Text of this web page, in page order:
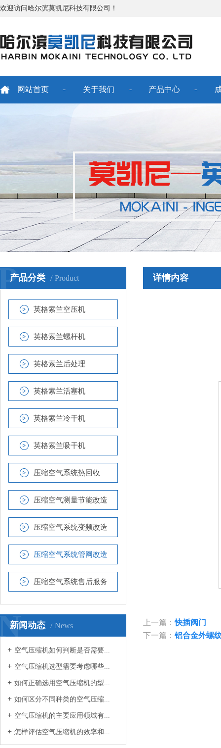
欢迎访问哈尔滨莫凯尼科技有限公司！
网站首页 关于我们 产品中心
产品分类 Product
英格索兰空压机
英格索兰螺杆机
英格索兰后处理
英格索兰活塞机
英格索兰冷干机
英格索兰吸干机
压缩空气系统热回收
压缩空气测量节能改造
压缩空气系统变频改造
压缩空气系统管网改造
压缩空气系统售后服务
新闻动态 News
空气压缩机如何判断是否需要...
空气压缩机选型需要考虑哪些...
如何正确选用空气压缩机的型...
如何区分不同种类的空气压缩...
空气压缩机的主要应用领域有...
怎样评估空气压缩机的效率和...
详情内容
上一篇：快插阀门
下一篇： 铝合金外螺